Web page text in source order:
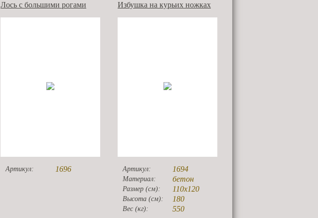
Лось с большими рогами
Артикул: 1696
Избушка на курьих ножках
Артикул: 1694
Материал: бетон
Размер (см): 110x120
Высота (см): 180
Вес (кг): 550